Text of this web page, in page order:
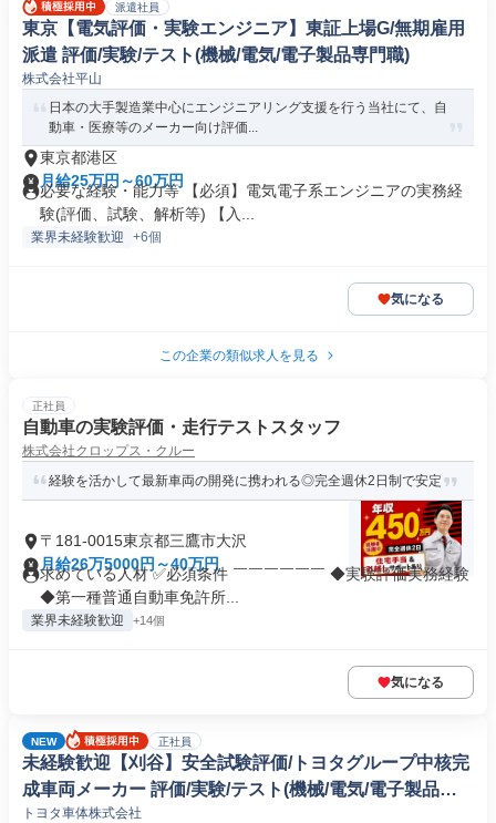
派遣社員
東京【電気評価・実験エンジニア】東証上場G/無期雇用
派遣 評価/実験/テスト(機械/電気/電子製品専門職)
株式会社平山
日本の大手製造業中心にエンジニアリング支援を行う当社にて、自
動車・医療等のメーカー向け評価...
東京都港区
月給25万円～60万円
必要な経験・能力等 【必須】電気電子系エンジニアの実務経
験(評価、試験、解析等) 【入...
業界未経験歓迎 +6個
気になる
この企業の類似求人を見る
正社員
自動車の実験評価・走行テストスタッフ
株式会社クロップス・クルー
経験を活かして最新車両の開発に携われる◎完全週休2日制で安定
〒181-0015東京都三鷹市大沢
月給26万5000円～40万円
求めている人材 ✅必須条件 ￣￣￣￣￣￣ ◆実験評価実務経験
◆第一種普通自動車免許所...
業界未経験歓迎 +14個
気になる
NEW 正社員
未経験歓迎【刈谷】安全試験評価/トヨタグループ中核完
成車両メーカー 評価/実験/テスト(機械/電気/電子製品専
門職)
トヨタ車体株式会社